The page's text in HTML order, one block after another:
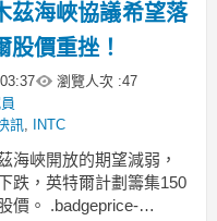
茲海峽協議希望落
股價重挫！
瀏覽人次 :47
訊, INTC
海峽開放的期望減弱，
跌，英特爾計劃籌集150
價。 .badgeprice-